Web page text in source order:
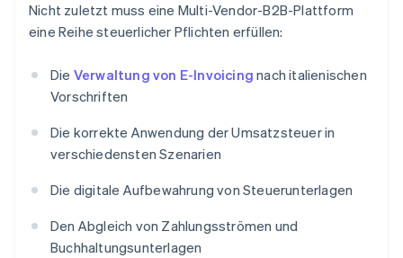
Nicht zuletzt muss eine Multi-Vendor-B2B-Plattform
eine Reihe steuerlicher Pflichten erfüllen:
Die Verwaltung von E-Invoicing nach italienischen
Vorschriften
Die korrekte Anwendung der Umsatzsteuer in
verschiedensten Szenarien
Die digitale Aufbewahrung von Steuerunterlagen
Den Abgleich von Zahlungsströmen und
Buchhaltungsunterlagen